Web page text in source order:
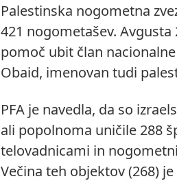
Palestinska nogometna
421 nogometašev.
pomoč ubit član
Obaid, imenovan tudi
PFA je navedla, da so
ali popolnoma uničile 288
telovadnicami in
Večina teh objektov (268)